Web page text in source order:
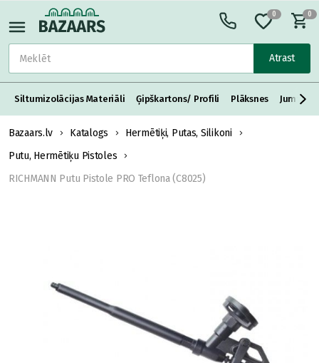
Atrast
0 0
Siltumizolācijas Materiāli Ģipškartons/ Profili Plāksnes Jumta
Bazaars.lv Katalogs
Hermētiķi, Putas, Silikoni
Putu, Hermētiķu Pistoles
RICHMANN Putu Pistole PRO Teflona (C8025)